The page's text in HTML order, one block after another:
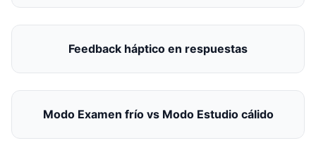
Feedback háptico en respuestas
Modo Examen frío vs Modo Estudio cálido